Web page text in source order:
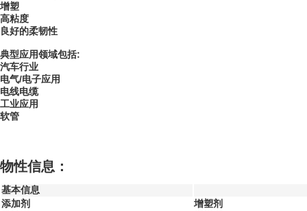
增塑
高粘度
良好的柔韧性
典型应用领域包括:
汽车行业
电气/电子应用
电线电缆
工业应用
软管
物性信息：
基本信息
添加剂
增塑剂